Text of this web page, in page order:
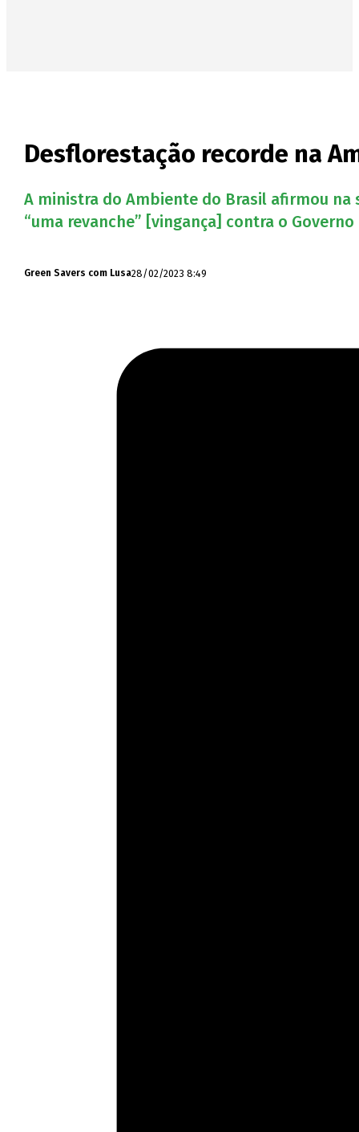
Desflorestação recorde na
A ministra do Ambiente do Brasil afirmou na
“uma revanche” [vingança] contra o Governo
Green Savers com Lusa28/02/2023 8:49